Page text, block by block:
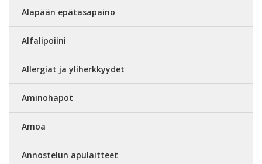
Alapään epätasapaino
Alfalipoiini
Allergiat ja yliherkkyydet
Aminohapot
Amoa
Annostelun apulaitteet